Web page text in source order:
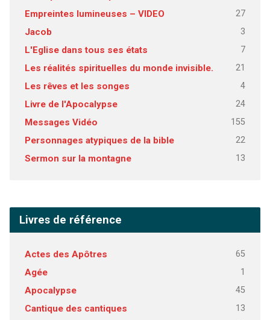
Empreintes lumineuses – VIDEO 27
Jacob 3
L'Eglise dans tous ses états 7
Les réalités spirituelles du monde invisible. 21
Les rêves et les songes 4
Livre de l'Apocalypse 24
Messages Vidéo 155
Personnages atypiques de la bible 22
Sermon sur la montagne 13
Livres de référence
Actes des Apôtres 65
Agée 1
Apocalypse 45
Cantique des cantiques 13